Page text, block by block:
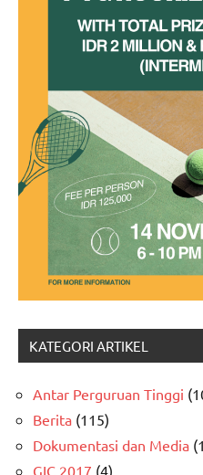
KATEGORI ARTIKEL
Antar Perguruan Tinggi
Berita (115)
Dokumentasi dan Media
GIC 2017 (4)